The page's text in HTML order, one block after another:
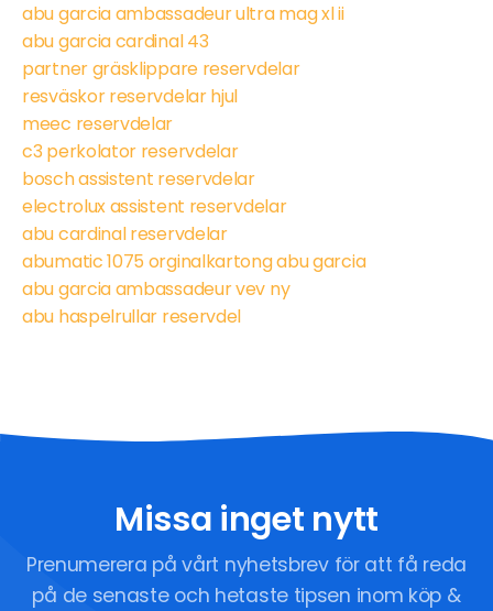
abu garcia ambassadeur ultra mag xl ii
abu garcia cardinal 43
partner gräsklippare reservdelar
resväskor reservdelar hjul
meec reservdelar
c3 perkolator reservdelar
bosch assistent reservdelar
electrolux assistent reservdelar
abu cardinal reservdelar
abumatic 1075 orginalkartong abu garcia
abu garcia ambassadeur vev ny
abu haspelrullar reservdel
Missa inget nytt
Prenumerera på vårt nyhetsbrev för att få reda
på de senaste och hetaste tipsen inom köp &